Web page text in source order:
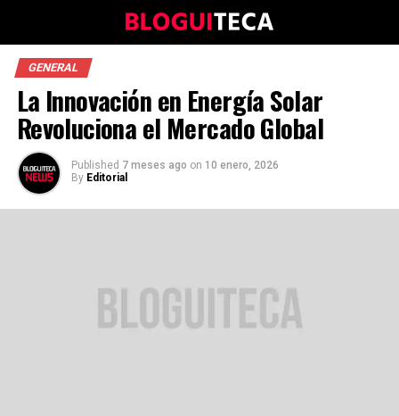
GENERAL
La Innovación en Energía Solar
Revoluciona el Mercado Global
Published 7 meses ago on 10 enero, 2026
By Editorial